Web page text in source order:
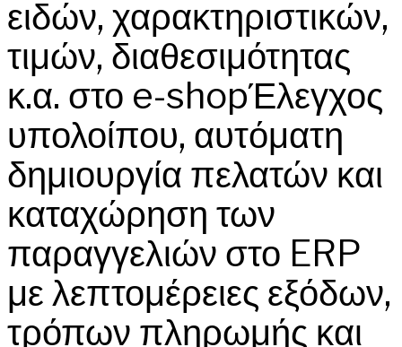
ειδών, χαρακτηριστικών,
τιμών, διαθεσιμότητας
κ.α. στο e-shopΈλεγχος
υπολοίπου, αυτόματη
δημιουργία πελατών και
καταχώρηση των
παραγγελιών στο ERP
με λεπτομέρειες εξόδων,
τρόπων πληρωμής και